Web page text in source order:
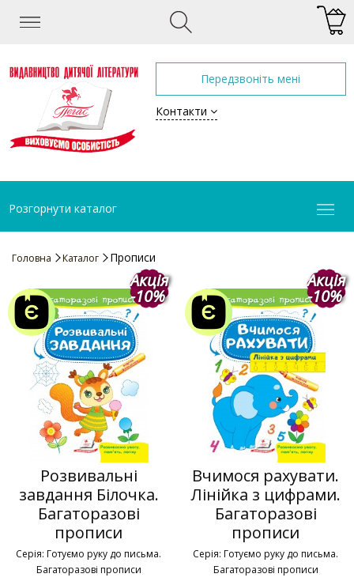
Передзвоніть мені
Контакти
Розгорнути каталог
Головна Каталог Прописи
Акція
-10%
Розвивальні
завдання Білочка.
Багаторазові
прописи
Серія: Готуємо руку до письма.
Багаторазові прописи
Акція
-10%
Вчимося рахувати.
Лінійка з цифрами.
Багаторазові
прописи
Серія: Готуємо руку до письма.
Багаторазові прописи